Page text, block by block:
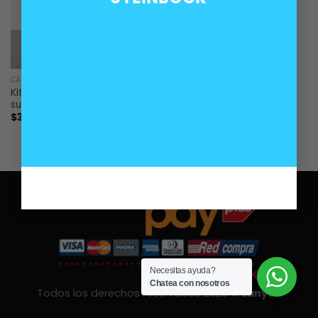
SIN EXISTENCIAS
CARROCERÍA
Kit reparación techo solar
sunroof BMW E36
$30.000
Todos los derechos reservados 2026 ©Lanyon
Necesitas ayuda?
Chatea con nosotros